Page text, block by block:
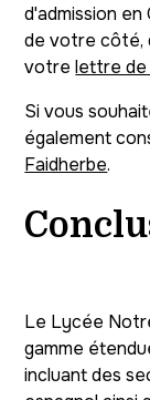
d'admission
de votre côté,
votrelettre de
Si vous
également
Faidherbe.
Le Lycée
gamme
incluant des